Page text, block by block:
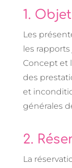
1. Objet
Les
les
Concept et
des
et
générales
2.
La